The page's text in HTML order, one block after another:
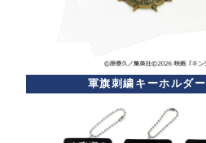
軍旗刺繍キーホルダー